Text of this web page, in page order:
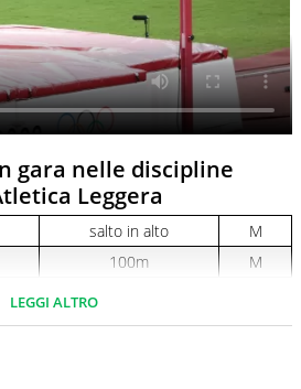
gara nelle discipline
Leggera
salto in alto
M
100m
M
110m ostacoli
M
LEGGI ALTRO